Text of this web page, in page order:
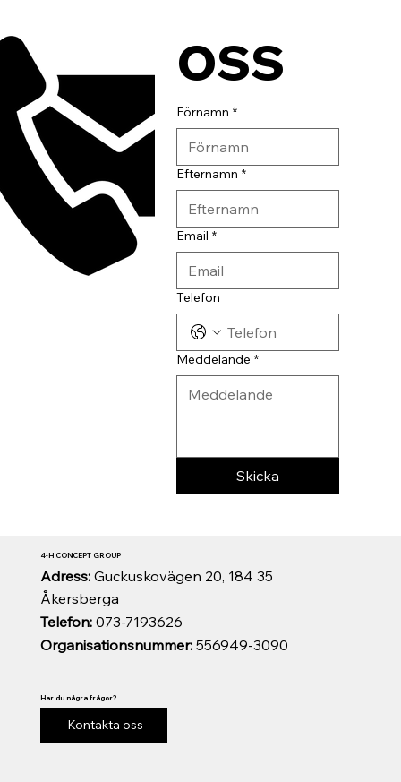
oss
Förnamn *
Efternamn *
Email *
Telefon
Meddelande *
Skicka
Organisationsnummer:556949-3090
Telefon:073-7193626
Adress: Guckuskovägen 20, 184 35
Åkersberga
4-H CONCEPT GROUP
Har du några frågor?
Kontakta oss